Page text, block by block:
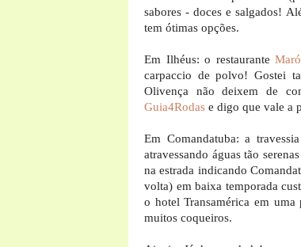
sabores - doces e salgados!
tem ótimas opções.
Em Ilhéus: o restaurante
carpaccio de polvo! Gostei
Olivença não deixem de
Guia4Rodas e digo que vale a
Em Comandatuba: a
atravessando águas tão
na estrada indicando
volta) em baixa temporada
o hotel Transamérica em
muitos coqueiros.